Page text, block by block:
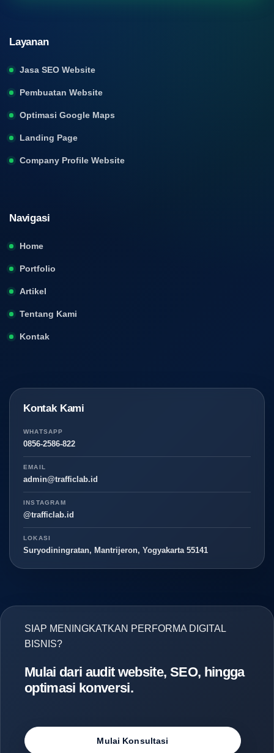
Layanan
Jasa SEO Website
Pembuatan Website
Optimasi Google Maps
Landing Page
Company Profile Website
Navigasi
Home
Portfolio
Artikel
Tentang Kami
Kontak
Kontak Kami
WHATSAPP
0856-2586-822
EMAIL
admin@trafficlab.id
INSTAGRAM
@trafficlab.id
LOKASI
Suryodiningratan, Mantrijeron, Yogyakarta 55141
SIAP MENINGKATKAN PERFORMA DIGITAL
BISNIS?
Mulai dari audit website, SEO, hingga
optimasi konversi.
Mulai Konsultasi